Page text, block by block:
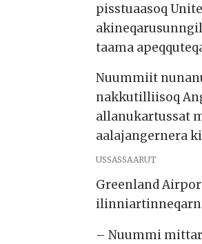
pisstuaasoq
taama
Nuummiit
nakkutilliisoq
allanukartussat
aalajangernera
USSASSAARUT
Greenland
– Nuummi